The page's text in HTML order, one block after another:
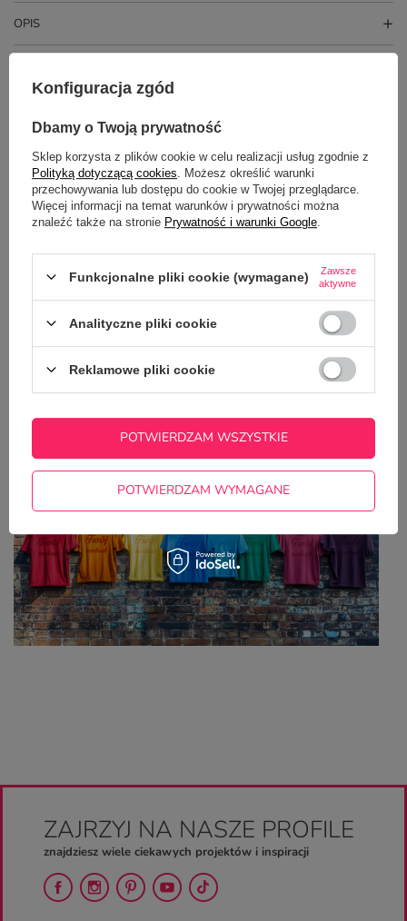
OPIS
OPINIE (0)
Potrzebujesz pomocy? Masz pytania?
odpowiedzi publikując dla innych.
ZADAJ PYTANIE
Z NASZEGO BLOGA
się lepiej niż klasyczny prezent
ZAJRZYJ NA NASZE PROFILE
znajdziesz wiele ciekawych projektów i inspiracji
Konfiguracja zgód
Dbamy o Twoją prywatność
Sklep korzysta z plików cookie w celu realizacji usług zgodnie z
Polityką dotyczącą cookies . Możesz określić warunki
przechowywania lub dostępu do cookie w Twojej przeglądarce.
Więcej informacji na temat warunków i prywatności można
znaleźć także na stronie Prywatność i warunki Google
Funkcjonalne pliki cookie (wymagane)
Zawsze
aktywne
Analityczne pliki cookie
Reklamowe pliki cookie
POTWIERDZAM WYMAGANE
POTWIERDZAM WSZYSTKIE